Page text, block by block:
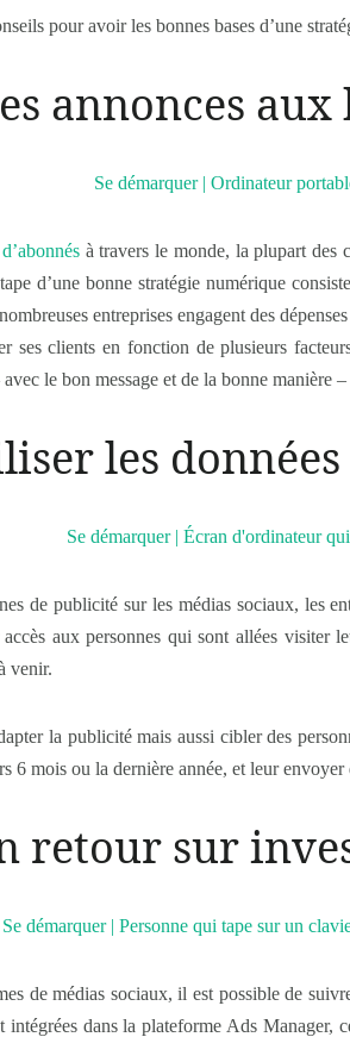
pour avoir les bonnes bases d’une
annonces
à travers le monde, la plupart des
d’une bonne stratégie numérique
entreprises engagent des
ses clients en fonction de plusieurs
le bon message et de la bonne manière
les données
de publicité sur les médias sociaux, les
aux personnes qui sont allées visiter
venir.
la publicité mais aussi cibler des
6 mois ou la dernière année, et leur
retour sur
de médias sociaux, il est possible de
intégrées dans la plateforme Ads